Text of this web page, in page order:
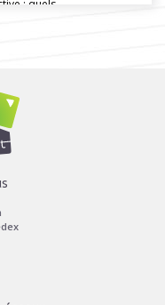
: quels